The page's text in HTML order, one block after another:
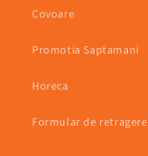
Covoare
Promotia Saptamani
Horeca
Formular de retragere